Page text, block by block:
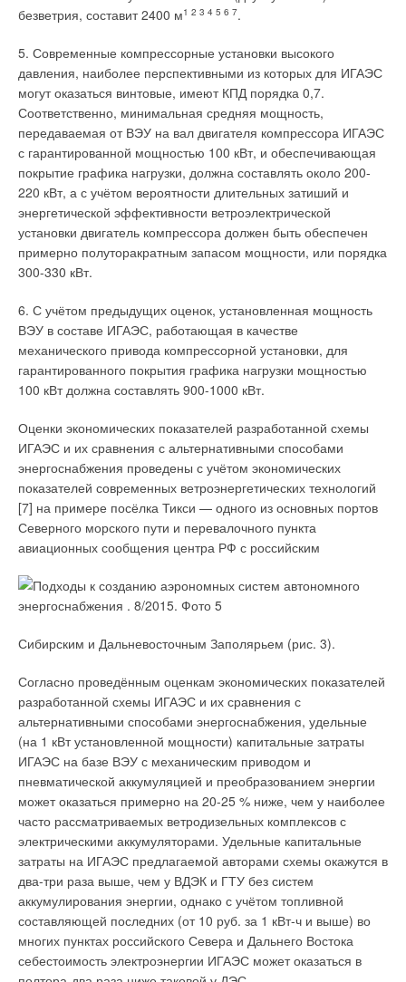
безветрия, составит 2400 м1 2 3 4 5 6 7.
5. Современные компрессорные установки высокого
давления, наиболее перспективными из которых для ИГАЭС
могут оказаться винтовые, имеют КПД порядка 0,7.
Соответственно, минимальная средняя мощность,
передаваемая от ВЭУ на вал двигателя компрессора ИГАЭС
с гарантированной мощностью 100 кВт, и обеспечивающая
покрытие графика нагрузки, должна составлять около 200-
220 кВт, а с учётом вероятности длительных затиший и
энергетической эффективности ветроэлектрической
установки двигатель компрессора должен быть обеспечен
примерно полуторакратным запасом мощности, или порядка
300-330 кВт.
6. С учётом предыдущих оценок, установленная мощность
ВЭУ в составе ИГАЭС, работающая в качестве
механического привода компрессорной установки, для
гарантированного покрытия графика нагрузки мощностью
100 кВт должна составлять 900-1000 кВт.
Оценки экономических показателей разработанной схемы
ИГАЭС и их сравнения с альтернативными способами
энергоснабжения проведены с учётом экономических
показателей современных ветроэнергетических технологий
[7] на примере посёлка Тикси — одного из основных портов
Северного морского пути и перевалочного пункта
авиационных сообщения центра РФ с российским
Сибирским и Дальневосточным Заполярьем (рис. 3).
Согласно проведённым оценкам экономических показателей
разработанной схемы ИГАЭС и их сравнения с
альтернативными способами энергоснабжения, удельные
(на 1 кВт установленной мощности) капитальные затраты
ИГАЭС на базе ВЭУ с механическим приводом и
пневматической аккумуляцией и преобразованием энергии
может оказаться примерно на 20-25 % ниже, чем у наиболее
часто рассматриваемых ветродизельных комплексов с
электрическими аккумуляторами. Удельные капитальные
затраты на ИГАЭС предлагаемой авторами схемы окажутся в
два-три раза выше, чем у ВДЭК и ГТУ без систем
аккумулирования энергии, однако с учётом топливной
составляющей последних (от 10 руб. за 1 кВт-ч и выше) во
многих пунктах российского Севера и Дальнего Востока
себестоимость электроэнергии ИГАЭС может оказаться в